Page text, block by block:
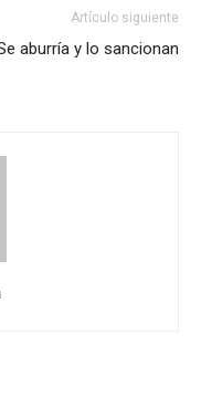
Artículo siguiente
aburría y lo sancionan